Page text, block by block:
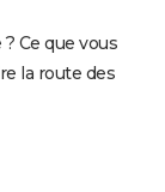
Ce que vous
la route des